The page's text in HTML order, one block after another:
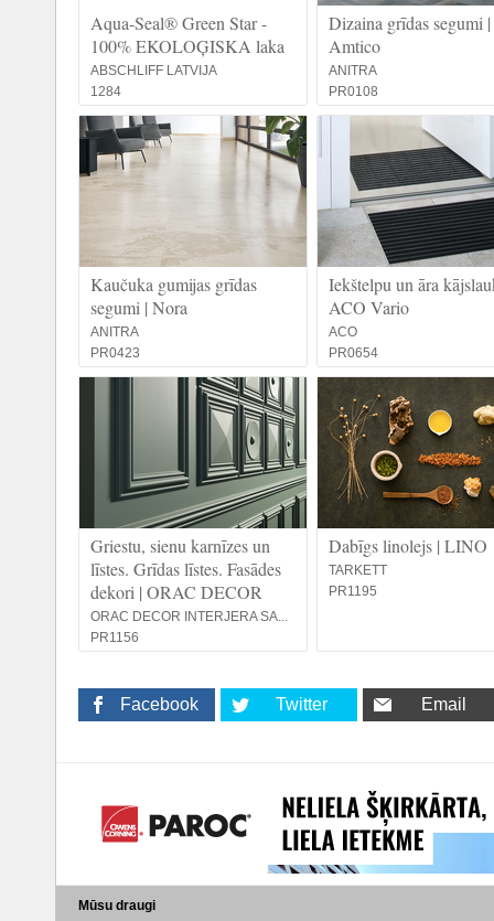
Aqua-Seal® Green Star -
100% EKOLOĢISKA laka
ABSCHLIFF LATVIJA
1284
Dizaina grīdas segumi |
Amtico
ANITRA
PR0108
Kaučuka gumijas grīdas
segumi | Nora
ANITRA
PR0423
Iekštelpu un āra
ACO Vario
ACO
PR0654
Griestu, sienu karnīzes un
līstes. Grīdas līstes. Fasādes
dekori | ORAC DECOR
ORAC DECOR INTERJERA SA...
PR1156
Dabīgs linolejs | LINO
TARKETT
PR1195
Facebook Twitter Email
Mūsu draugi